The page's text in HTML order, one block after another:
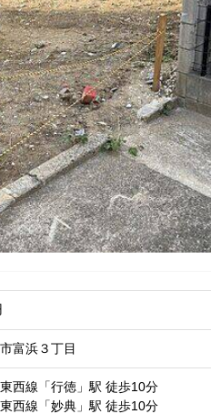
富浜３丁目
西線「行徳」駅 徒歩10分
西線「妙典」駅 徒歩10分